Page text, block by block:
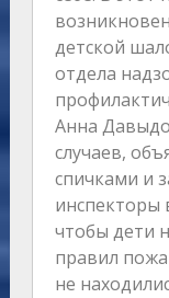
детской
отдела
Анна
случаев,
спичками и
инспекторы
чтобы дети
правил
не